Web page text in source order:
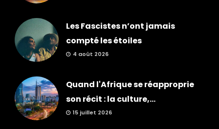
Les Fascistes n’ont jamais
compté les étoiles
4 août 2026
Quand l'Afrique se réapproprie
son récit : la culture,...
15 juillet 2026